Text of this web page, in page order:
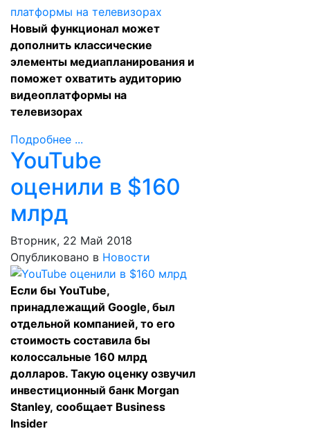
Новый функционал может
дополнить классические
элементы медиапланирования и
поможет охватить аудиторию
видеоплатформы на
телевизорах
Подробнее ...
YouTube
оценили в $160
млрд
Вторник, 22 Май 2018
Опубликовано в Новости
Если бы YouTube,
принадлежащий Google, был
отдельной компанией, то его
стоимость составила бы
колоссальные 160 млрд
долларов. Такую оценку озвучил
инвестиционный банк Morgan
Stanley, сообщает Business
Insider